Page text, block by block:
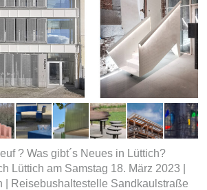
? Was gibt´s Neues in Lüttich?
Lüttich am Samstag 18. März 2023 |
| Reisebushaltestelle Sandkaulstraße